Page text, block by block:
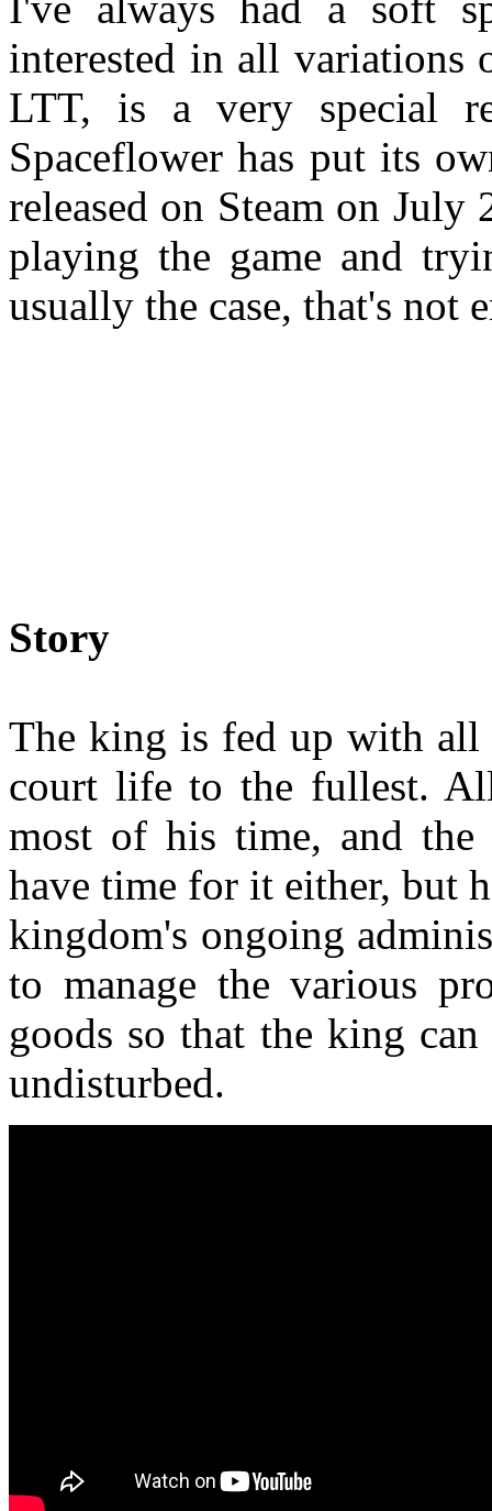
interested in all variations
LTT, is a very special
Spaceflower has put its
released on Steam on
playing the game and
usually the case, that's not
Story
The king is fed up with all
court life to the fullest.
most of his time, and the
have time for it either, but
kingdom's ongoing
to manage the various
goods so that the king
undisturbed.